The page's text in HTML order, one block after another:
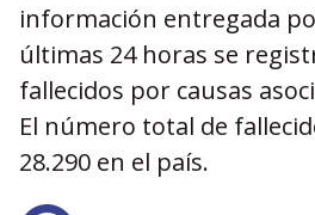
información entregada
últimas 24 horas se
fallecidos por causas
El número total de
28.290 en el país.